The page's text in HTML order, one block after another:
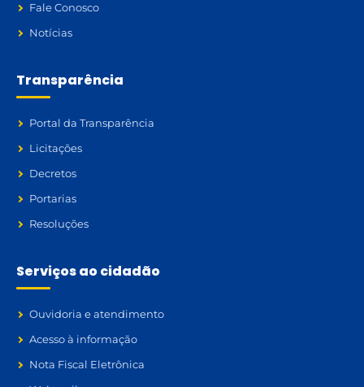
Fale Conosco
Notícias
Transparência
Portal da Transparência
Licitações
Decretos
Portarias
Resoluções
Serviços ao cidadão
Ouvidoria e atendimento
Acesso à informação
Nota Fiscal Eletrônica